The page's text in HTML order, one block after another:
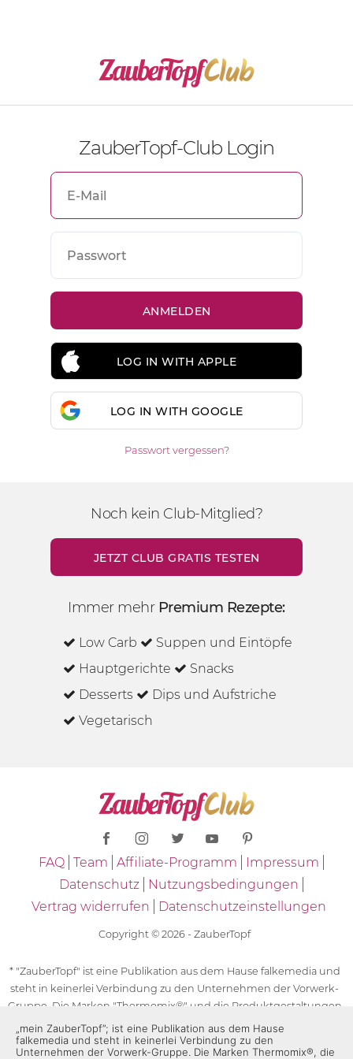
ZauberTopf-Club Login
LOG IN WITH APPLE
LOG IN WITH GOOGLE
Passwort vergessen?
Noch kein Club-Mitglied?
JETZT CLUB GRATIS TESTEN
Immer mehr Premium Rezepte:
Low Carb
Suppen und Eintöpfe
Hauptgerichte
Snacks
Desserts
Dips und Aufstriche
Vegetarisch
FAQ Team Affiliate-Programm
Impressum
Datenschutz
Nutzungsbedingungen
Vertrag widerrufen
Datenschutzeinstellungen
Copyright © 2026 - ZauberTopf
* "ZauberTopf" ist eine Publikation aus dem Hause falkemedia und
steht in keinerlei Verbindung zu den Unternehmen der Vorwerk-
Gruppe. Die Marken "Thermomix®" und die Produktgestaltungen
des "Thermomix®" sind eingetragene Marken der Unternehmen
der Vorwerk-Gruppe. Die Marken Thermomix®, die Zeichen TM5®,
„mein ZauberTopf”; ist eine Publikation aus dem Hause
falkemedia und steht in keinerlei Verbindung zu den
Unternehmen der Vorwerk-Gruppe. Die Marken Thermomix®, die